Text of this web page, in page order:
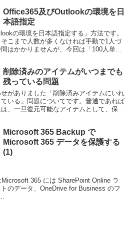
Office365及びOutlookの環境を日
本語指定
の環境を日本語指定する」方法です。
こまで人数が多くなければ手動で1人づ
はかかりませんが、今回は「100人単位
削除済みのアイテムがいつまでも
残っている問題
がありました「削除済みアイテムにいれ
いる」問題についてです。普通であれば
、一旦復元可能なアイテムとして、保持
Microsoft 365 Backup で
Microsoft 365 データを保護する
(1)
365 には SharePoint Online ラ
のデータ、OneDrive for Business のフ